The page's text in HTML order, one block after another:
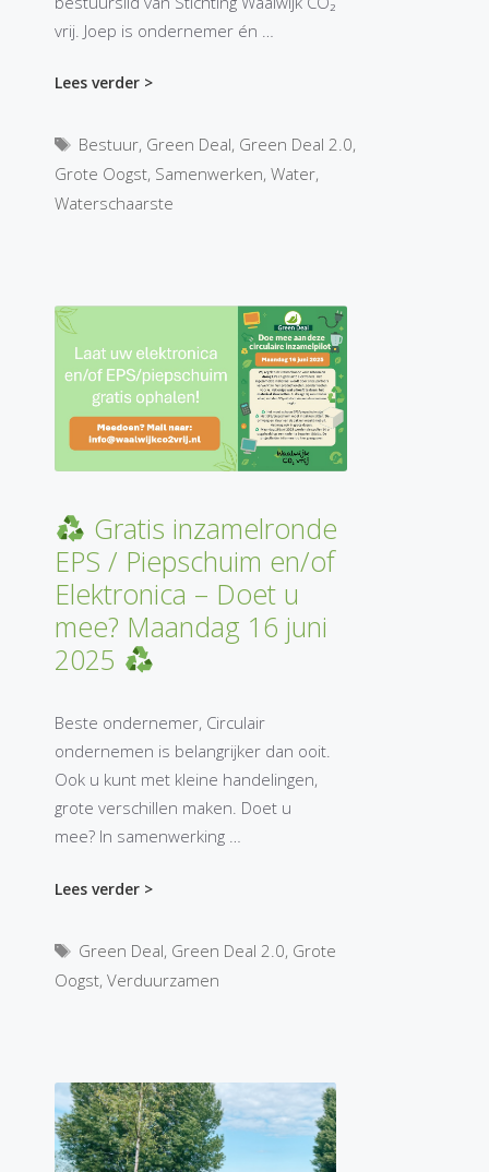
vrij. Joep is ondernemer én …
Lees verder >
Tags
Bestuur, Green Deal, Green Deal 2.0,
Grote Oogst, Samenwerken, Water,
Waterschaarste
Gratis inzamelronde
EPS / Piepschuim en/of
Elektronica – Doet u
mee? Maandag 16 juni
2025
Beste ondernemer, Circulair
ondernemen is belangrijker dan ooit.
Ook u kunt met kleine handelingen,
grote verschillen maken. Doet u
mee? In samenwerking …
Lees verder >
Tags
Green Deal, Green Deal 2.0, Grote
Oogst, Verduurzamen